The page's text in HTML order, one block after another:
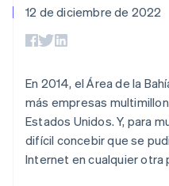
pago
Acceso a más
de 125
Pagos en
persona
Authorization
Boost
Optimizaciones
Link
de
aplicación
Por sector
servicios
Recursos
Empresa
nuestro
Sala de
Stripe
12 de diciembre de 2022
En 2014, el Área de la
más empresas
Estados Unidos. Y, para
difícil concebir que se
Internet en cualquier otra